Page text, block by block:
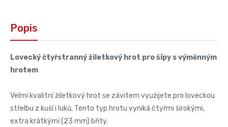
Popis
Lovecký čtyřstranný žiletkový hrot pro šípy s výměnným
hrotem
Velmi kvalitní žiletkový hrot se závitem využijete pro loveckou
střelbu z kuší i luků. Tento typ hrotu vyniká čtyřmi širokými,
extra krátkými (23 mm) břity.